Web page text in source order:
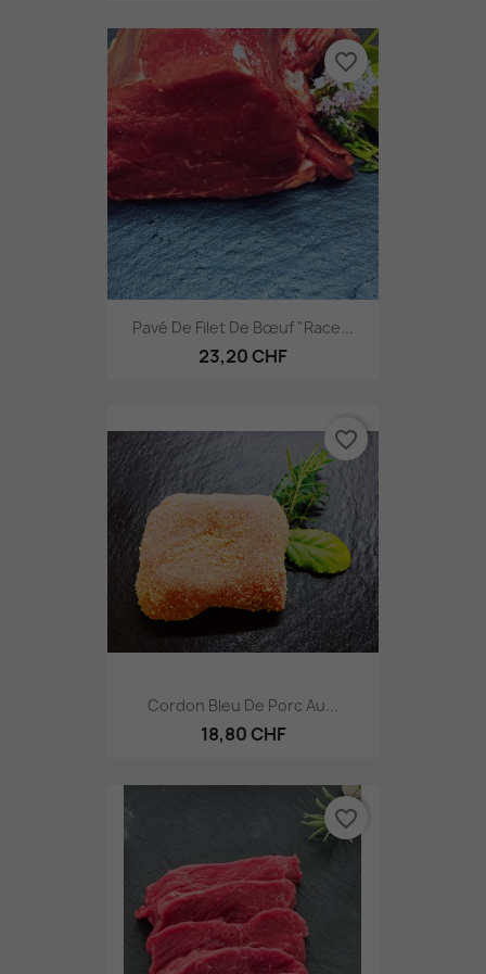
Pavé De Filet De Bœuf "Race...
23,20 CHF
favorite_border
Cordon Bleu De Porc Au...
18,80 CHF
favorite_border
favorite_border